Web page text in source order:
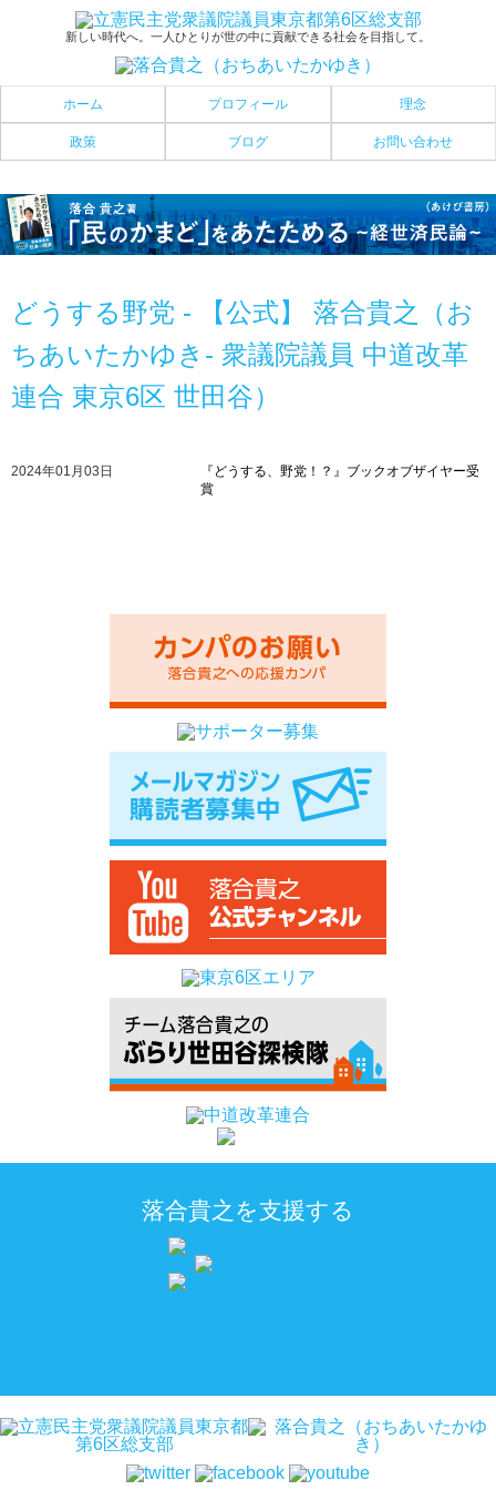
新しい時代へ。一人ひとりが世の中に貢献できる社会を目指して。
ホーム プロフィール 理念
政策 ブログ お問い合わせ
どうする野党 - 【公式】 落合貴之（お
ちあいたかゆき- 衆議院議員 中道改革
連合 東京6区 世田谷）
2024年01月03日
『どうする、野党！？』ブックオブザイヤー受
賞
落合貴之を支援する